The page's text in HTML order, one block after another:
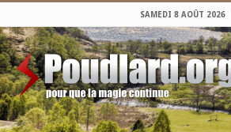
SAMEDI 8 AOÛT 2026